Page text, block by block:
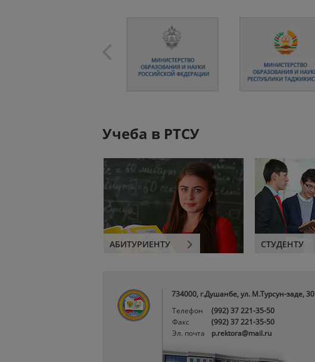
Учеба в РТСУ
АБИТУРИЕНТУ СТУДЕНТУ
734000, г.Душанбе, ул. М.Турсун-заде, 30
Телефон
(992) 37 221-35-50
Факс
(992) 37 221-35-50
Эл. почта
p.rektora@mail.ru